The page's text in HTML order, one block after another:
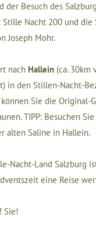
der Besuch des
Nacht 200 und die
Joseph Mohr.
nach Hallein (ca. 30km
in den Stillen-Nacht-
Sie die Original-
TIPP: Besuchen
alten Saline in Hallein.
Nacht-Land Salzburg
eine Reise
Sie!